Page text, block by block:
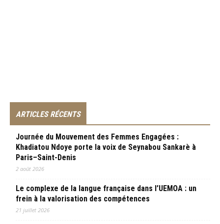
ARTICLES RÉCENTS
Journée du Mouvement des Femmes Engagées :
Khadiatou Ndoye porte la voix de Seynabou Sankarè à
Paris–Saint-Denis
2 août 2026
Le complexe de la langue française dans l’UEMOA : un
frein à la valorisation des compétences
21 juillet 2026